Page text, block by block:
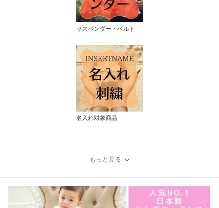
サスペンダー・ベルト
名入れ対象商品
もっと見る